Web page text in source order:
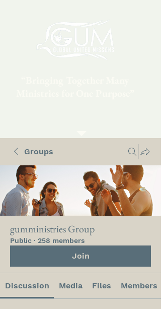
Groups
gumministries Group
Public · 258 members
Join
Discussion Media Files Members